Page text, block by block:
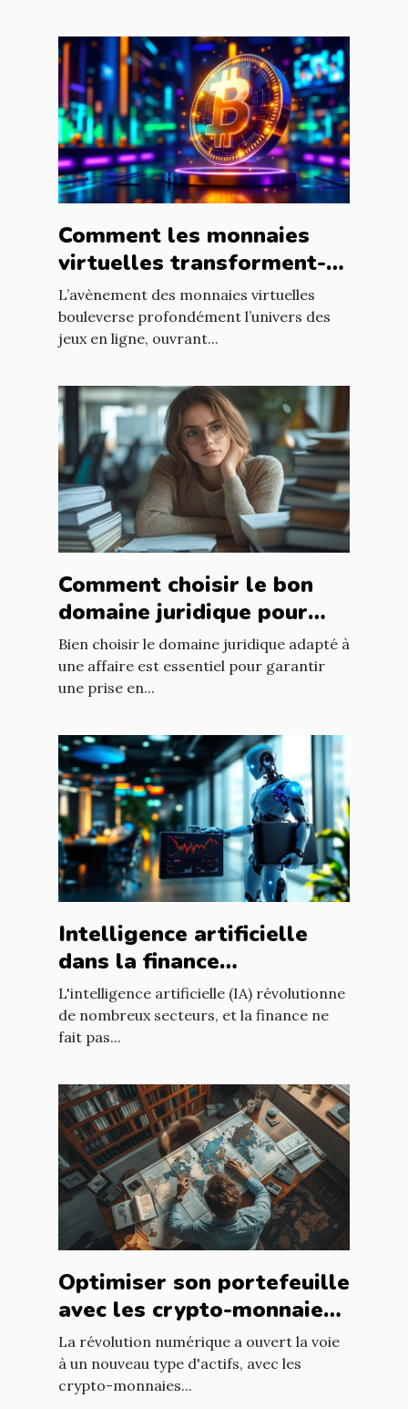
Comment les monnaies
virtuelles transforment-
elles les jeux en ligne ?
L’avènement des monnaies virtuelles
bouleverse profondément l’univers des
jeux en ligne, ouvrant...
Comment choisir le bon
domaine juridique pour
votre affaire ?
Bien choisir le domaine juridique adapté à
une affaire est essentiel pour garantir
une prise en...
Intelligence artificielle
dans la finance
opportunités de
croissance et
réglementation
L'intelligence artificielle (IA) révolutionne
de nombreux secteurs, et la finance ne
fait pas...
Optimiser son portefeuille
avec les crypto-monnaies
de niche à faible
capitalisation
La révolution numérique a ouvert la voie
à un nouveau type d'actifs, avec les
crypto-monnaies...